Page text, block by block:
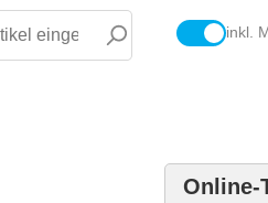
inkl.
Online-